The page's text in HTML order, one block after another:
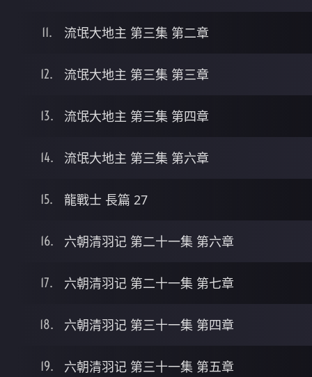
流氓大地主 第三集 第二章
流氓大地主 第三集 第三章
流氓大地主 第三集 第四章
流氓大地主 第三集 第六章
龍戰士 長篇 27
六朝清羽记 第二十一集 第六章
六朝清羽记 第二十一集 第七章
六朝清羽记 第三十一集 第四章
六朝清羽记 第三十一集 第五章